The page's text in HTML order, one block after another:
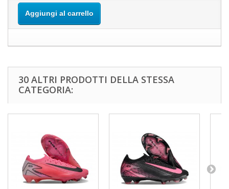
Aggiungi al carrello
30 ALTRI PRODOTTI DELLA STESSA
CATEGORIA: